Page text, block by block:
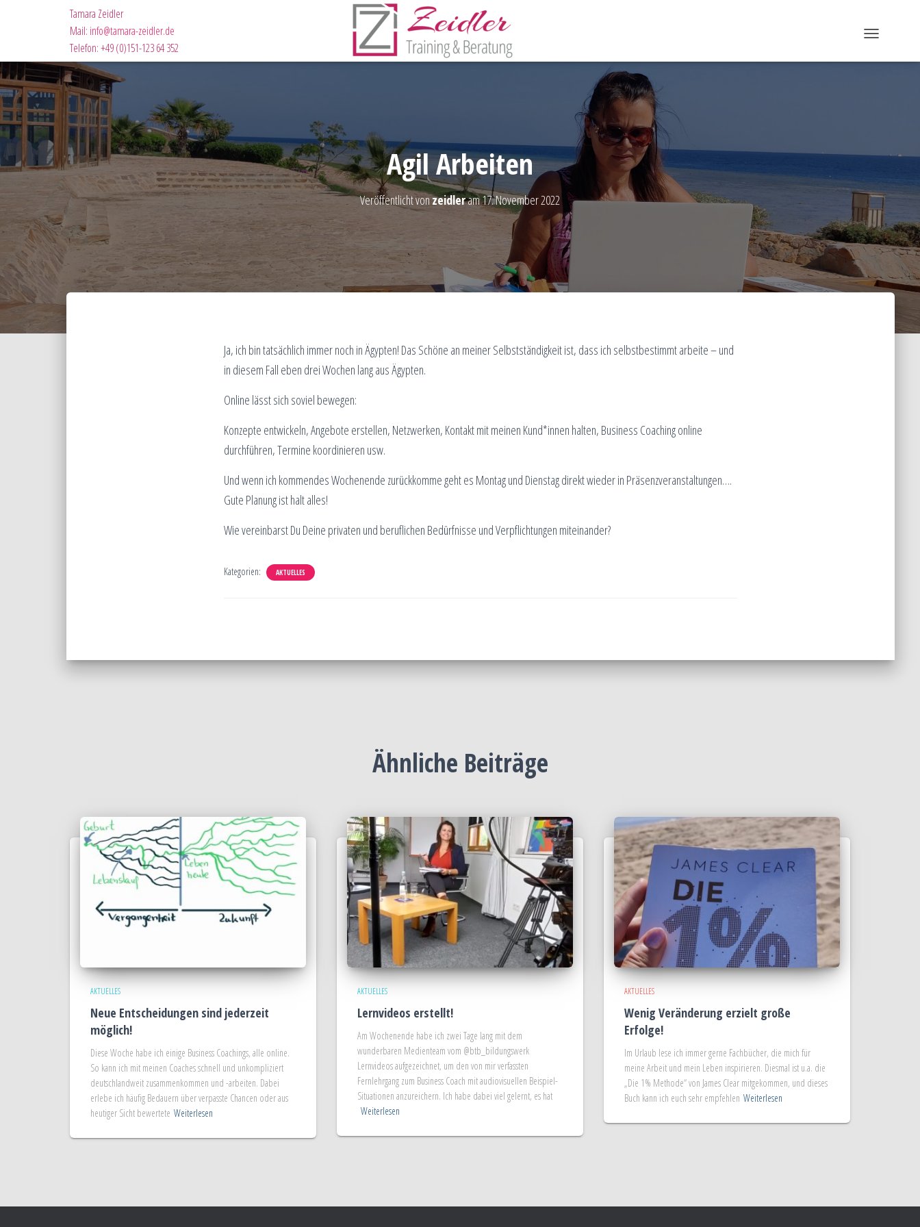
Tamara Zeidler
Mail: info@tamara-zeidler.de
Telefon: +49 (0)151-123 64 352
A
O
N
U
M
S
H
Agil Arbeiten
Veröffentlicht vonzeidleram17. November 2022
Ja, ich bin tatsächlich immer noch in Ägypten! Das Schöne an meiner Selbstständigkeit ist, dass ich selbstbestimmt arbeite – und
in diesem Fall eben drei Wochen lang aus Ägypten.
Online lässt sich soviel bewegen:
Konzepte entwickeln, Angebote erstellen, Netzwerken, Kontakt mit meinen Kund*innen halten, Business Coaching online
durchführen, Termine koordinieren usw.
Undwenn ich kommendes Wochenende zurückkomme geht es Montag und Dienstag direkt wieder in Präsenzveranstaltungen….
Gute Planung ist halt alles!
Wie vereinbarst Du Deine privaten und beruflichen Bedürfnisse und Verpflichtungen miteinander?
Kategorien: AKTUELLES
Ähnliche Beiträge
AKTUELLES
Neue Entscheidungen sind jederzeit
möglich!
Diese Woche habe ich einige Business Coachings, alle online.
So kann ich mit meinen Coaches schnell und unkompliziert
deutschlandweit zusammenkommen und -arbeiten. Dabei
erlebe ich häufig Bedauern über verpasste Chancen oder aus
heutiger Sicht bewertete Weiterlesen
AKTUELLES
Lernvideos erstellt!
Am Wochenende habe ich zwei Tage lang mit dem
wunderbaren Medienteam vom @btb_bildungswerk
Lernvideos aufgezeichnet, um den von mir verfassten
Fernlehrgang zum Business Coach mit audiovisuellen Beispiel-
Situationen anzureichern. Ich habe dabei viel gelernt, es hat
Weiterlesen
AKTUELLES
Wenig Veränderung erzielt große
Erfolge!
Im Urlaub lese ich immer gerne Fachbücher, die mich für
meine Arbeit und mein Leben inspirieren. Diesmal ist u.a. die
„Die 1% Methode“ von James Clear mitgekommen, und dieses
Buch kann ich euch sehr empfehlen Weiterlesen